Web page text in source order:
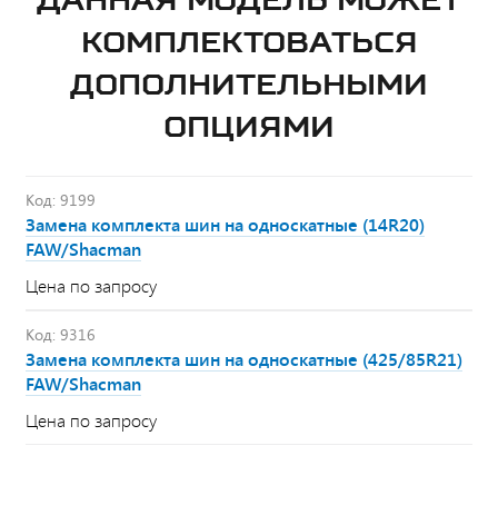
КОМПЛЕКТОВАТЬСЯ
ДОПОЛНИТЕЛЬНЫМИ
ОПЦИЯМИ
Код: 9199
Замена комплекта шин на односкатные (14R20)
FAW/Shacman
Цена по запросу
Код: 9316
Замена комплекта шин на односкатные (425/85R21)
FAW/Shacman
Цена по запросу